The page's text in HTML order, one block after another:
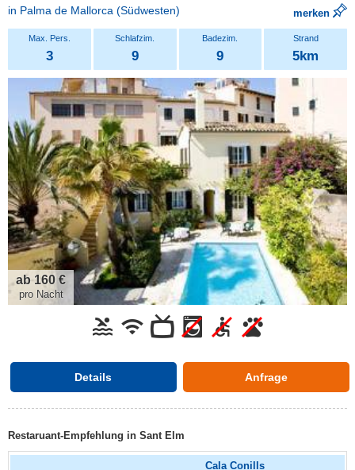
in Palma de Mallorca (Südwesten) merken
3 9 9 5km
ab 160 €
pro Nacht
Details Anfrage
Restaruant-Empfehlung in Sant Elm
Cala Conills